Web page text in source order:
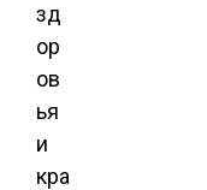
зд
ор
ов
ья
и
кра